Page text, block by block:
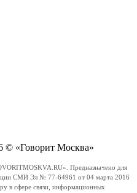
© «Говорит Москва»
Предназначено для
СМИ Эл № 77-64961 от 04 марта 2016
в сфере связи, информационных